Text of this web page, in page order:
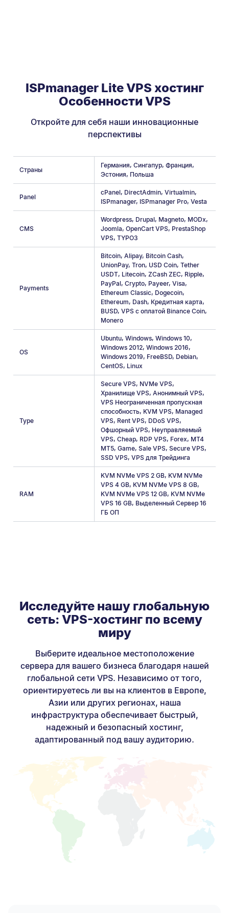
ISPmanager Lite VPS хостинг
Особенности VPS
Откройте для себя наши инновационные
перспективы
Страны
Германия,Сингапур,Франция,
Эстония, Польша
Panel
cPanel, DirectAdmin,Virtualmin,
ISPmanager, ISPmanager Pro,Vesta
CMS
Wordpress, Drupal, Magneto, MODx,
Joomla,OpenCart VPS, PrestaShop
VPS,TYPO3
Payments
Bitcoin,Alipay, Bitcoin Cash,
UnionPay,Tron, USD Coin,Tether
USDT, Litecoin,ZCash ZEC, Ripple,
PayPal,Crypto, Payeer,Visa,
Ethereum Classic, Dogecoin,
Ethereum, Dash, Кредитная карта,
BUSD,VPS с оплатой Binance Coin,
Monero
OS
Ubuntu,Windows,Windows 10,
Windows 2012,Windows 2016,
Windows 2019, FreeBSD, Debian,
CentOS, Linux
Type
Secure VPS, NVMe VPS,
Хранилище VPS,Анонимный VPS,
VPS Неограниченная пропускная
способность, KVM VPS, Managed
VPS, Rent VPS, DDoS VPS,
Офшорный VPS, Неуправляемый
VPS,Cheap, RDP VPS, Forex, MT4
MT5,Game,Sale VPS,Secure VPS,
SSD VPS,VPS для Трейдинга
RAM
KVM NVMe VPS 2 GB, KVM NVMe
VPS 4 GB, KVM NVMe VPS 8 GB,
KVM NVMe VPS 12 GB, KVM NVMe
VPS 16 GB, Выделенный Сервер 16
ГБ ОП
Исследуйте нашу глобальную
сеть: VPS-хостинг по всему
миру
Выберите идеальное местоположение
сервера для вашего бизнеса благодаря нашей
глобальной сети VPS. Независимо от того,
ориентируетесь ли вы на клиентов в Европе,
Азии или других регионах, наша
инфраструктура обеспечивает быстрый,
надежный и безопасный хостинг,
адаптированный под вашу аудиторию.